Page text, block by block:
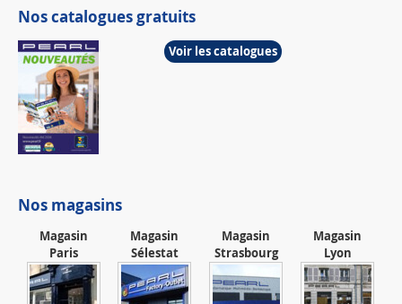
Nos catalogues gratuits
Voir les catalogues
Nos magasins
Magasin
Paris
Magasin
Sélestat
Magasin
Strasbourg
Magasin
Lyon